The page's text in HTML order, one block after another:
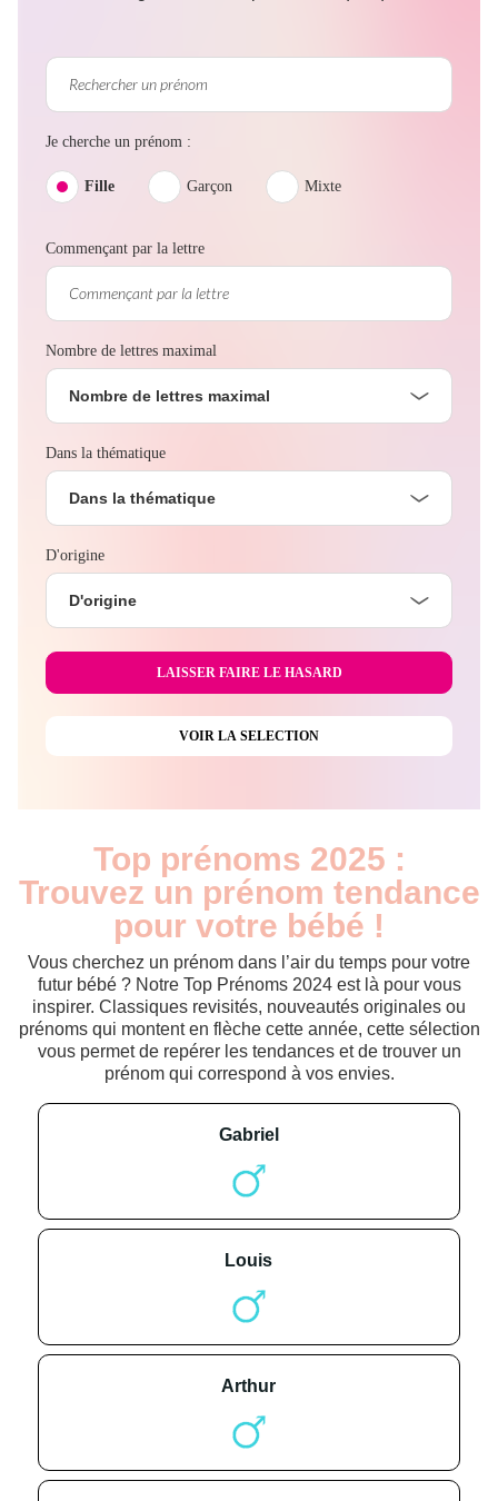
Je cherche un prénom :
Fille Garçon Mixte
Commençant par la lettre
Nombre de lettres maximal
Nombre de lettres maximal
Dans la thématique
Dans la thématique
D'origine
D'origine
Top prénoms 2025 :
Trouvez un prénom tendance
pour votre bébé !
Vous cherchez un prénom dans l’air du temps pour votre
futur bébé ? Notre Top Prénoms 2024 est là pour vous
inspirer. Classiques revisités, nouveautés originales ou
prénoms qui montent en flèche cette année, cette sélection
vous permet de repérer les tendances et de trouver un
prénom qui correspond à vos envies.
gabriel
louis
arthur